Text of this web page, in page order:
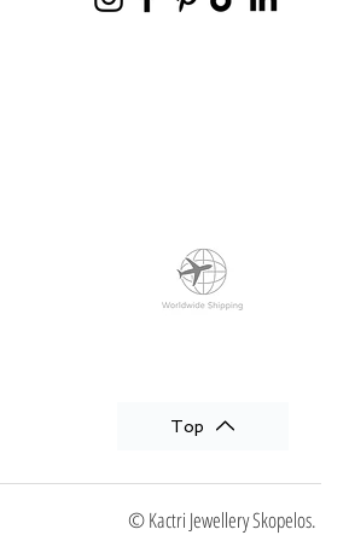
Top
© Kactri Jewellery Skopelos.